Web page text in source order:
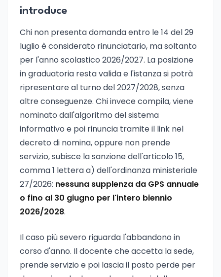
introduce
Chi non presenta domanda entro le 14 del 29
luglio è considerato rinunciatario, ma soltanto
per l'anno scolastico 2026/2027. La posizione
in graduatoria resta valida e l'istanza si potrà
ripresentare al turno del 2027/2028, senza
altre conseguenze. Chi invece compila, viene
nominato dall'algoritmo del sistema
informativo e poi rinuncia tramite il link nel
decreto di nomina, oppure non prende
servizio, subisce la sanzione dell'articolo 15,
comma 1 lettera a) dell'ordinanza ministeriale
27/2026: nessuna supplenza da GPS annuale
o fino al 30 giugno per l'intero biennio
2026/2028.
Il caso più severo riguarda l'abbandono in
corso d'anno. Il docente che accetta la sede,
prende servizio e poi lascia il posto perde per